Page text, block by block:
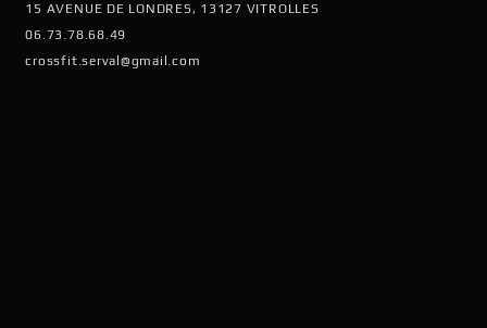
15 AVENUE DE LONDRES, 13127 VITROLLES
06.73.78.68.49
crossfit.serval@gmail.com